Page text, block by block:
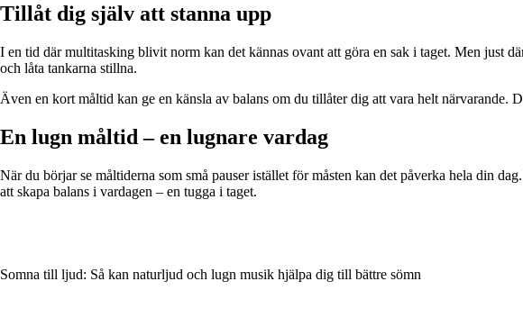
Tillåt dig själv att stanna upp
I en tid där multitasking blivit norm kan det kännas ovant att göra en sak i taget. Men just
och låta tankarna stillna.
Även en kort måltid kan ge en känsla av balans om du tillåter dig att vara helt
En lugn måltid – en lugnare vardag
När du börjar se måltiderna som små pauser istället för måsten kan det påverka hela din
att skapa balans i vardagen – en tugga i taget.
Somna till ljud: Så kan naturljud och lugn musik hjälpa dig till bättre sömn